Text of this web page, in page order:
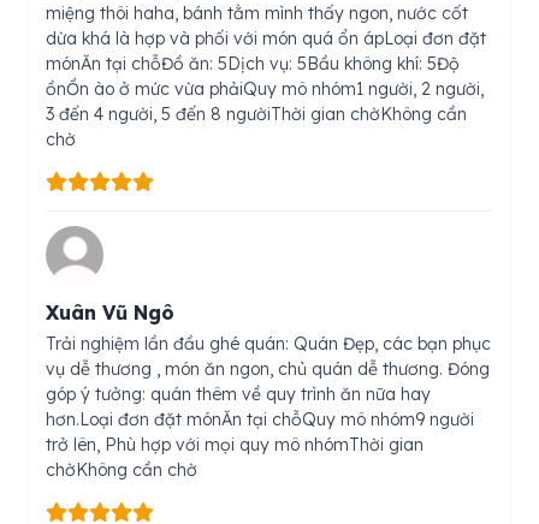
miệng thôi haha, bánh tằm mình thấy ngon, nước cốt
dừa khá là hợp và phối với món quá ổn ápLoại đơn đặt
mónĂn tại chỗĐồ ăn: 5Dịch vụ: 5Bầu không khí: 5Độ
ồnỒn ào ở mức vừa phảiQuy mô nhóm1 người, 2 người,
3 đến 4 người, 5 đến 8 ngườiThời gian chờKhông cần
chờ
Xuân Vũ Ngô
Trải nghiệm lần đầu ghé quán: Quán Đẹp, các bạn phục
vụ dễ thương , món ăn ngon, chủ quán dễ thương. Đóng
góp ý tưởng: quán thêm về quy trình ăn nữa hay
hơn.Loại đơn đặt mónĂn tại chỗQuy mô nhóm9 người
trở lên, Phù hợp với mọi quy mô nhómThời gian
chờKhông cần chờ